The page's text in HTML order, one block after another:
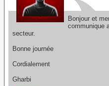
Bonjour et
communique
secteur.
Bonne journée
Cordialement
Gharbi